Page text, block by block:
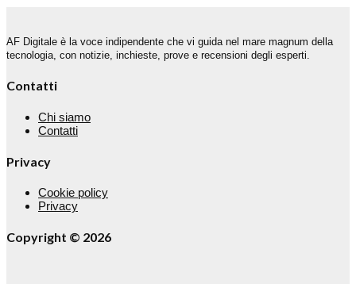
AF Digitale è la voce indipendente che vi guida nel mare magnum della
tecnologia, con notizie, inchieste, prove e recensioni degli esperti.
Contatti
Chi siamo
Contatti
Privacy
Cookie policy
Privacy
Copyright © 2026